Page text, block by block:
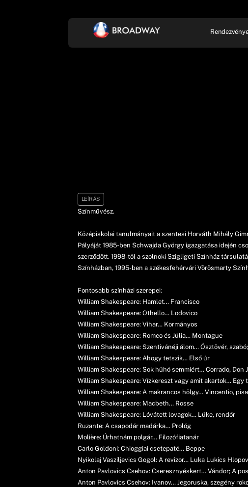
LEÍRÁS
Színművész.
Középiskolai tanulmányait a szentesi Horváth Mihály
Pályáját 1985-ben Schwajda György igazgatása idején
szerződött. 1998-től a szolnoki Szigligeti Színház
Színházban, 1995-ben a székesfehérvári Vörösmarty
Fontosabb színházi szerepei:
William Shakespeare: Hamlet… Francisco
William Shakespeare: Othello… Lodovico
William Shakespeare: Vihar… Kormányos
William Shakespeare: Romeo és Júlia… Montague
William Shakespeare: Szentivánéji álom… Ösztövér,
William Shakespeare: Ahogy tetszik… Első úr
William Shakespeare: Sok hűhó semmiért… Corrado, Don
William Shakespeare: Vízkereszt vagy amit akartok… Egy
William Shakespeare: A makrancos hölgy… Vincentio,
William Shakespeare: Macbeth… Rosse
William Shakespeare: Lóvátett lovagok… Lüke, rendőr
Ruzante: A csapodár madárka… Prológ
Molière: Úrhatnám polgár… Filozófiatanár
Carlo Goldoni: Chioggiai csetepaté… Beppe
Nyikolaj Vasziljevics Gogol: A revizor… Luka Lukics
Anton Pavlovics Csehov: Cseresznyéskert… Vándor; A
Anton Pavlovics Csehov: Ivanov… Jegoruska, szegény